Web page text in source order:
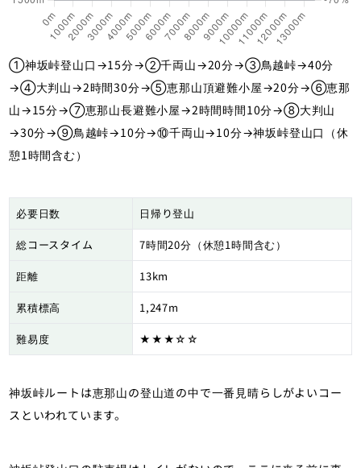
①神坂峠登山口→15分→②千両山→20分→③鳥越峠→40分
→④大判山→2時間30分→⑤恵那山頂避難小屋→20分→⑥恵那
山→15分→⑦恵那山長避難小屋→2時間時間10分→⑧大判山
→30分→⑨鳥越峠→10分→⑩千両山→10分→神坂峠登山口（休
憩1時間含む）
必要日数 日帰り登山
総コースタイム 7時間20分（休憩1時間含む）
距離 13km
累積標高 1,247m
難易度 ★★★☆☆
神坂峠ルートは恵那山の登山道の中で一番見晴らしがよいコー
スといわれています。